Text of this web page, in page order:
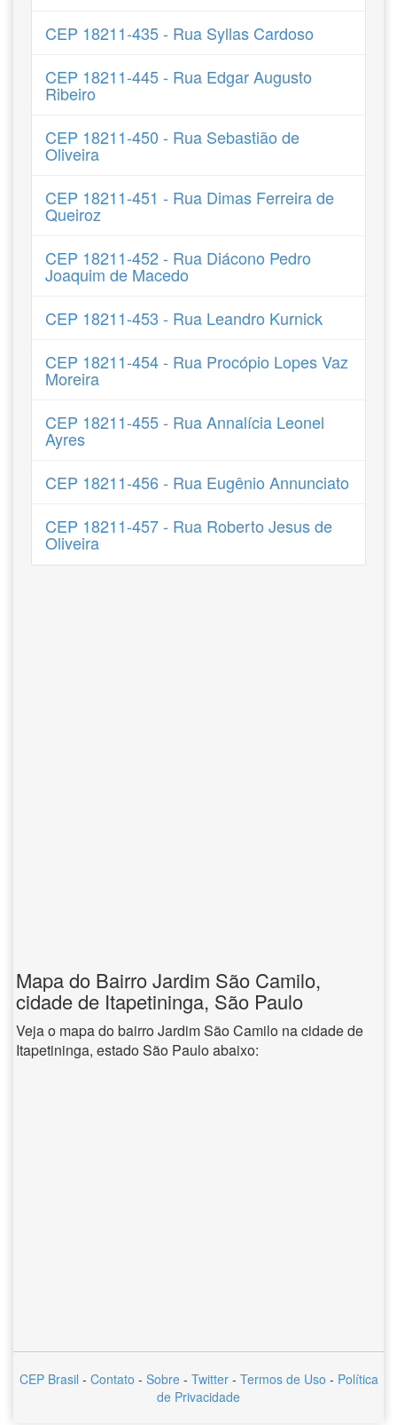
CEP 18211-435 - Rua Syllas Cardoso
CEP 18211-445 - Rua Edgar Augusto
Ribeiro
CEP 18211-450 - Rua Sebastião de
Oliveira
CEP 18211-451 - Rua Dimas Ferreira de
Queiroz
CEP 18211-452 - Rua Diácono Pedro
Joaquim de Macedo
CEP 18211-453 - Rua Leandro Kurnick
CEP 18211-454 - Rua Procópio Lopes Vaz
Moreira
CEP 18211-455 - Rua Annalícia Leonel
Ayres
CEP 18211-456 - Rua Eugênio Annunciato
CEP 18211-457 - Rua Roberto Jesus de
Oliveira
Mapa do Bairro Jardim São Camilo,
cidade de Itapetininga, São Paulo
Veja o mapa do bairro Jardim São Camilo na cidade de
Itapetininga, estado São Paulo abaixo:
CEP Brasil - Contato - Sobre - Twitter - Termos de Uso - Política
de Privacidade